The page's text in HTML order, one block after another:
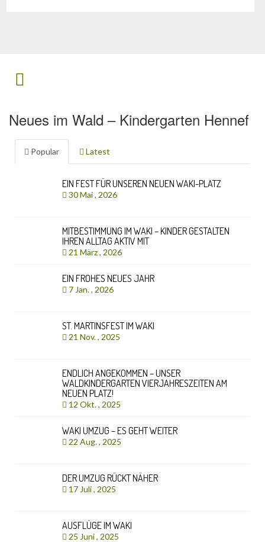
Neues im Wald – Kindergarten Hennef
Popular Latest
EIN FEST FÜR UNSEREN NEUEN WAKI-PLATZ
30 Mai , 2026
MITBESTIMMUNG IM WAKI – KINDER GESTALTEN
IHREN ALLTAG AKTIV MIT
21 März , 2026
EIN FROHES NEUES JAHR
7 Jan. , 2026
ST. MARTINSFEST IM WAKI
21 Nov. , 2025
ENDLICH ANGEKOMMEN – UNSER
WALDKINDERGARTEN VIERJAHRESZEITEN AM
NEUEN PLATZ!
12 Okt. , 2025
WAKI UMZUG – ES GEHT WEITER
22 Aug. , 2025
DER UMZUG RÜCKT NÄHER
17 Juli , 2025
AUSFLÜGE IM WAKI
25 Juni , 2025